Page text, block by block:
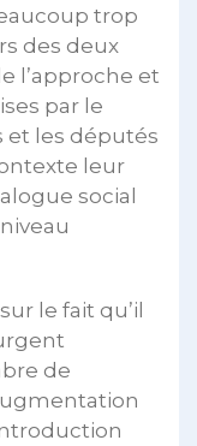
trop
des deux
l’approche et
par le
et les députés
leur
social
le fait qu’il
de